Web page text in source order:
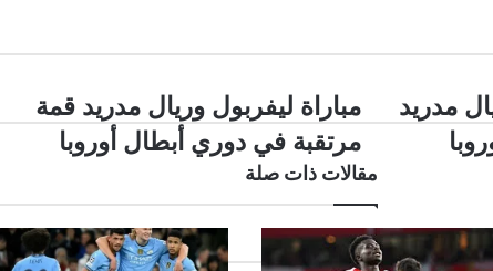
مدريد
مباراة
ليفربول
وريال
مدريد
في
دوري
مباراة ليفربول وريال مدريد قمة
مرتقبة في دوري أبطال أوروبا
مقالات ذات صلة